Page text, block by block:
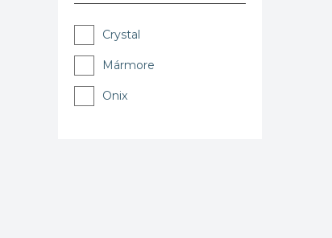
Crystal
Mármore
Onix